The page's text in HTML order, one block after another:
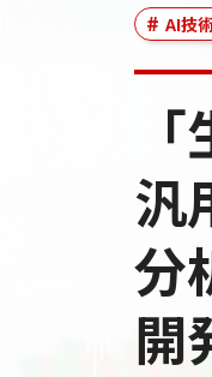
汎
分
開
AI技